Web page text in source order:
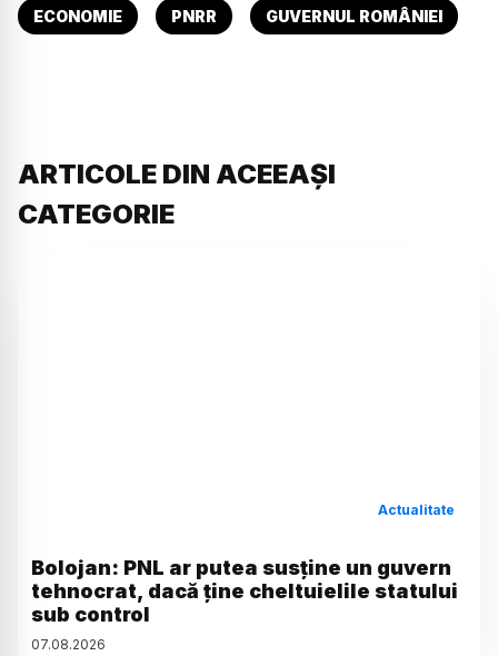
ECONOMIE PNRR GUVERNUL ROMÂNIEI
ARTICOLE DIN ACEEAȘI
CATEGORIE
Actualitate
Bolojan: PNL ar putea susține un guvern
tehnocrat, dacă ține cheltuielile statului
sub control
07.08.2026